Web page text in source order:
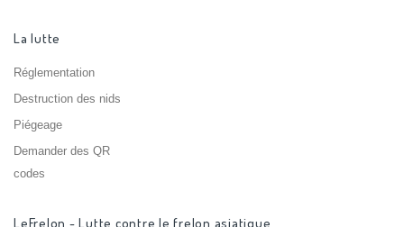
La lutte
Réglementation
Destruction des nids
Piégeage
Demander des QR
codes
LeFrelon - Lutte contre le frelon asiatique